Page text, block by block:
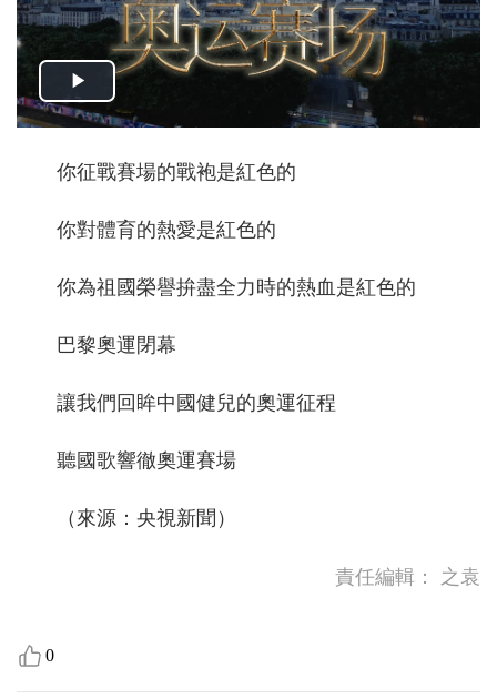
你征戰賽場的戰袍是紅色的
你對體育的熱愛是紅色的
你為祖國榮譽拚盡全力時的熱血是紅色的
巴黎奧運閉幕
讓我們回眸中國健兒的奧運征程
聽國歌響徹奧運賽場
（來源：央視新聞）
責任編輯： 之袁
0